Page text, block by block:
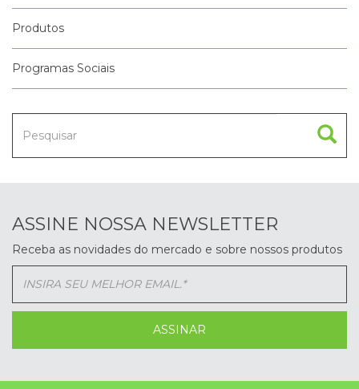
Produtos
Programas Sociais
ASSINE NOSSA NEWSLETTER
Receba as novidades do mercado e sobre nossos produtos